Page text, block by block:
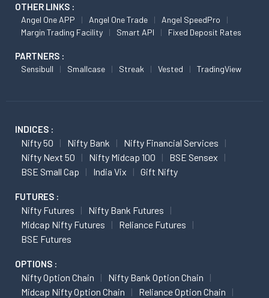
OTHER LINKS :
Angel One APP Angel One Trade
Angel SpeedPro
Margin Trading Facility
Smart API Fixed Deposit Rates
PARTNERS :
Sensibull Smallcase Streak Vested TradingView
INDICES :
Nifty 50 Nifty Bank
Nifty Financial Services
Nifty Next 50
Nifty Midcap 100
BSE Sensex
BSE Small Cap
India Vix Gift Nifty
FUTURES :
Nifty Futures
Nifty Bank Futures
Midcap Nifty Futures
Reliance Futures
BSE Futures
OPTIONS :
Nifty Option Chain
Nifty Bank Option Chain
Midcap Nifty Option Chain
Reliance Option Chain